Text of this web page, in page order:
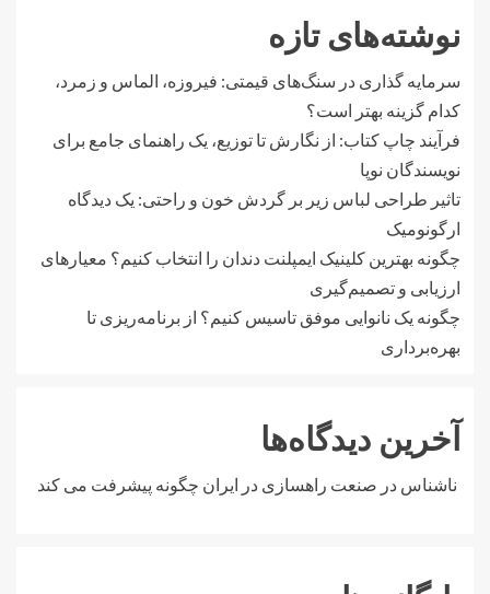
نوشته‌های تازه
سرمایه گذاری در سنگ‌های قیمتی: فیروزه، الماس و زمرد،
کدام گزینه بهتر است؟
فرآیند چاپ کتاب: از نگارش تا توزیع، یک راهنمای جامع برای
نویسندگان نوپا
تاثیر طراحی لباس زیر بر گردش خون و راحتی: یک دیدگاه
ارگونومیک
چگونه بهترین کلینیک ایمپلنت دندان را انتخاب کنیم؟ معیارهای
ارزیابی و تصمیم‌گیری
چگونه یک نانوایی موفق تاسیس کنیم؟ از برنامه‌ریزی تا
بهره‌برداری
آخرین دیدگاه‌ها
ناشناس در صنعت راهسازی در ایران چگونه پیشرفت می کند